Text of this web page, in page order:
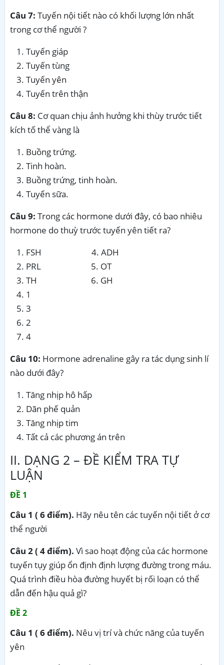
Câu 7: Tuyến nội tiết nào có khối lượng lớn nhất
trong cơ thể người ?
Tuyến giáp
Tuyến tùng
Tuyến yên
Tuyến trên thận
Câu 8: Cơ quan chịu ảnh hưởng khi thùy trước tiết
kích tố thể vàng là
Buồng trứng.
Tinh hoàn.
Buồng trứng, tinh hoàn.
Tuyến sữa.
Câu 9: Trong các hormone dưới đây, có bao nhiêu
hormone do thuỳ trước tuyến yên tiết ra?
FSH 4. ADH
PRL 5. OT
TH 6. GH
1
3
2
4
Câu 10: Hormone adrenaline gây ra tác dụng sinh lí
nào dưới đây?
Tăng nhịp hô hấp
Dãn phế quản
Tăng nhịp tim
Tất cả các phương án trên
II. DẠNG 2 – ĐỀ KIỂM TRA TỰ
LUẬN
ĐỀ 1
Câu 1 ( 6 điểm). Hãy nêu tên các tuyến nội tiết ở cơ
thể người
Câu 2 ( 4 điểm). Vì sao hoạt động của các hormone
tuyến tụy giúp ổn định định lượng đường trong máu.
Quá trình điều hòa đường huyết bị rối loạn có thể
dẫn đến hậu quả gì?
ĐỀ 2
Câu 1 ( 6 điểm). Nêu vị trí và chức năng của tuyến
yên